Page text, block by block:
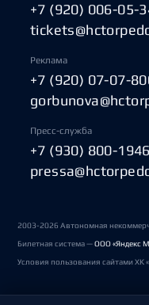
+7 (920) 006-05-
Реклама
+7 (920) 07-07-
Пресс-служба
+7 (930) 800-1946
2003-2026 Автономная
Билетная система —ООО «Яндекс
Условия пользования сайтами ХК